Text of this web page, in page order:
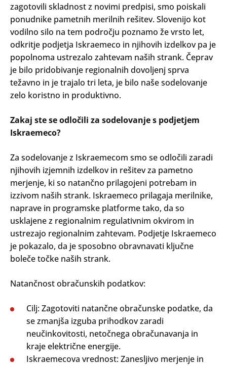
zagotovili skladnost z novimi predpisi, smo poiskali
ponudnike pametnih merilnih rešitev. Slovenijo kot
vodilno silo na tem področju poznamo že vrsto let,
odkritje podjetja Iskraemeco in njihovih izdelkov pa je
popolnoma ustrezalo zahtevam naših strank. Čeprav
je bilo pridobivanje regionalnih dovoljenj sprva
težavno in je trajalo tri leta, je bilo naše sodelovanje
zelo koristno in produktivno.
Zakaj ste se odločili za sodelovanje s podjetjem
Iskraemeco?
Za sodelovanje z Iskraemecom smo se odločili zaradi
njihovih izjemnih izdelkov in rešitev za pametno
merjenje, ki so natančno prilagojeni potrebam in
izzivom naših strank. Iskraemeco prilagaja merilnike,
naprave in programske platforme tako, da so
usklajene z regionalnim regulativnim okvirom in
ustrezajo regionalnim zahtevam. Podjetje Iskraemeco
je pokazalo, da je sposobno obravnavati ključne
boleče točke naših strank.
Natančnost obračunskih podatkov:
Cilj: Zagotoviti natančne obračunske podatke, da
se zmanjša izguba prihodkov zaradi
neučinkovitosti, netočnega obračunavanja in
kraje električne energije.
Iskraemecova vrednost: Zanesljivo merjenje in